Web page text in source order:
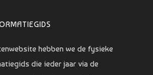
hebben we de fysieke
die ieder jaar via de